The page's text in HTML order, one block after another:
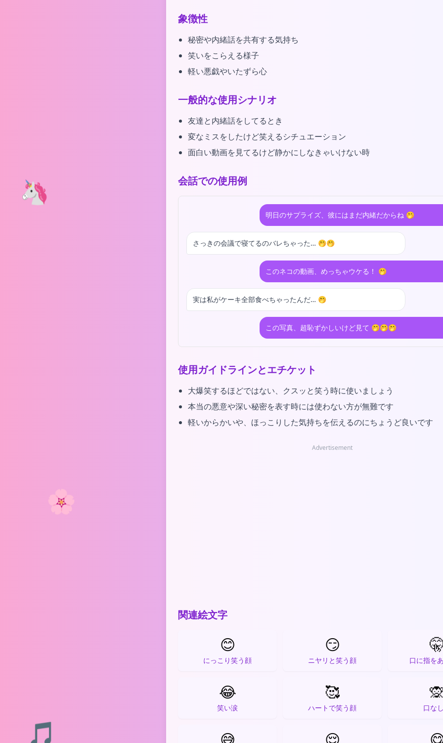
🦄
🌸
🎵
象徴性
秘密や内緒話を共有する気持ち
笑いをこらえる様子
軽い悪戯やいたずら心
一般的な使用シナリオ
友達と内緒話をしてるとき
変なミスをしたけど笑えるシチュエーション
面白い動画を見てるけど静かにしなきゃいけない時
会話での使用例
明日のサプライズ、彼にはまだ内緒だからね 🤭
さっきの会議で寝てるのバレちゃった… 🤭🤭
このネコの動画、めっちゃウケる！ 🤭
実は私がケーキ全部食べちゃったんだ… 🤭
この写真、超恥ずかしいけど見て 🤭🤭🤭
使用ガイドラインとエチケット
大爆笑するほどではない、クスッと笑う時に使いましょう
本当の悪意や深い秘密を表す時には使わない方が無難です
軽いからかいや、ほっこりした気持ちを伝えるのにちょうど良いです
Advertisement
関連絵文字
😊
にっこり笑う顔
😏
ニヤリと笑う顔 口に指を
😂
笑い涙
🥰
ハートで笑う顔 口な